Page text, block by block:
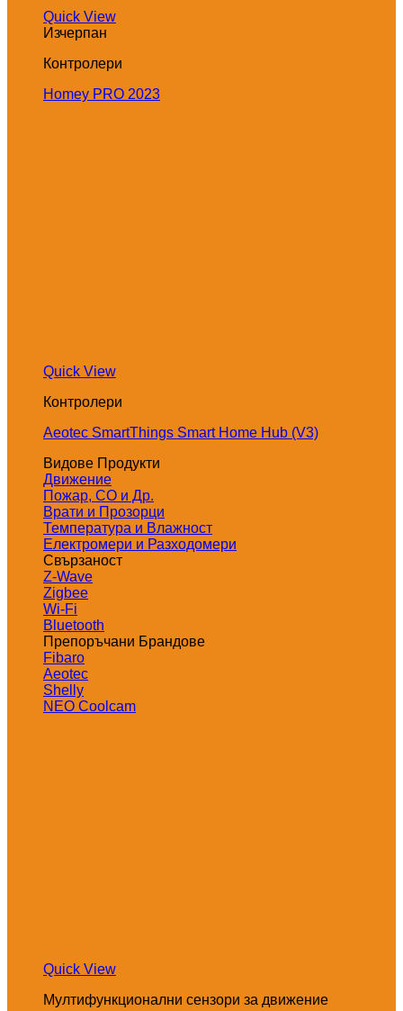
Quick View
Изчерпан
Контролери
Homey PRO 2023
Quick View
Контролери
Aeotec SmartThings Smart Home Hub (V3)
Видове Продукти
Движение
Пожар, СО и Др.
Врати и Прозорци
Температура и Влажност
Електромери и Разходомери
Свързаност
Z-Wave
Zigbee
Wi-Fi
Bluetooth
Препоръчани Брандове
Fibaro
Aeotec
Shelly
NEO Coolcam
Quick View
Мултифункционални сензори за движение